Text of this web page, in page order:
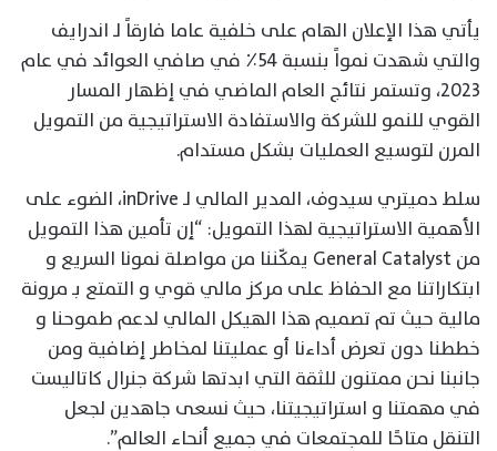
يأتي هذا الإعلان الهام على خلفية عاما فارقاً لـ اندرايف
والتي شهدت نمواً بنسبة 54٪ في صافي العوائد في عام
2023، وتستمر نتائج العام الماضي في إظهار المسار
القوي للنمو للشركة والاستفادة الاستراتيجية من التمويل
المرن لتوسيع العمليات بشكل مستدام.
سلط دميتري سيدوف، المدير المالي لـ inDrive، الضوء على
الأهمية الاستراتيجية لهذا التمويل: “إن تأمين هذا التمويل
من General Catalyst يمكّننا من مواصلة نمونا السريع و
ابتكاراتنا مع الحفاظ على مركز مالي قوي و التمتع بـ مرونة
مالية حيث تم تصميم هذا الهيكل المالي لدعم طموحنا و
خططنا دون تعرض أداءنا أو عمليتنا لمخاطر إضافية ومن
جانبنا نحن ممتنون للثقة التي ابدتها شركة جنرال كاتاليست
في مهمتنا و استراتيجيتنا، حيث نسعى جاهدين لجعل
التنقل متاحًا للمجتمعات في جميع أنحاء العالم”.